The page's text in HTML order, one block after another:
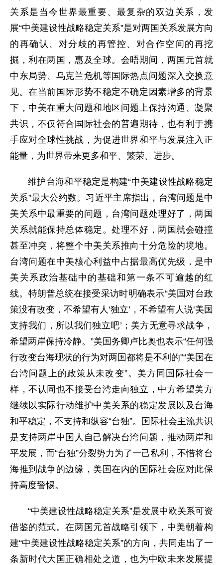
关系是当今世界最重要、最复杂的双边关系，发
展“中美建设性战略稳定关系”是对两国关系发展方向
的再确认、对分歧的再管控、对合作空间的再挖
掘，利在两国，惠及全球。会晤期间，两国元首就
中东局势、乌克兰危机等国际热点问题深入交换意
见。在当前国际形势不稳定不确定因素增多的背景
下，中美在重大问题和地区问题上保持沟通、凝聚
共识，不仅符合国际社会的普遍期待，也有利于携
手应对全球性挑战，为促进世界和平与发展注入正
能量，为世界带来更多和平、繁荣、进步。
维护台海和平稳定是构建“中美建设性战略稳定
关系”最大公约数。习近平主席指出，台湾问题是中
美关系中最重要的问题，台湾问题处理好了，两国
关系就能保持总体稳定。处理不好，两国就会碰撞
甚至冲突，将整个中美关系推向十分危险的境地。
台湾问题在中美核心利益中占据最高优先级，是中
美关系政治基础中的基础和第一条不可逾越的红
线。特朗普总统在接受采访时明确表示“美国对台政
策没有改变，不希望有人‘独立’，不希望有人说‘美国
支持我们，所以我们独立吧’；美方无意寻求战争，
希望两岸保持冷静。”美国务卿卢比奥也表示“任何强
行改变台海现状的行为对两国都将是不利的”“美国在
台湾问题上的政策从未改变”。美方同国际社会一
样，不认同也不接受台湾走向独立，中方希望美方
继续以实际行动维护中美关系的稳定发展以及台海
和平稳定，不支持和纵容“台独”。国际社会主流共识
是支持两岸中国人自己解决台湾问题，推动两岸和
平发展，而“台独”分裂势力为了一己私利，不惜将台
海推到战争的边缘，美国在内的国际社会应对此保
持高度警惕。
“中美建设性战略稳定关系”是发展中欧关系可资
借鉴的范式。在两国元首战略引领下，中美朝着构
建“中美建设性战略稳定关系”的方向，共同走出了一
条新时代大国正确相处之道，也为中欧未来发展提